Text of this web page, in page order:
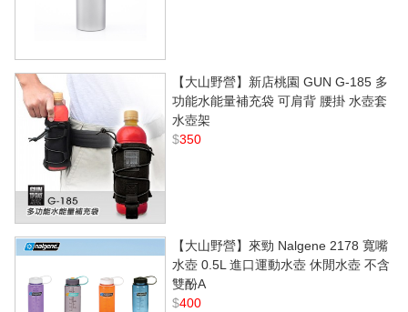
【大山野營】新店桃園 GUN G-185 多
功能水能量補充袋 可肩背 腰掛 水壺套
水壺架
$350
【大山野營】來勁 Nalgene 2178 寬嘴
水壺 0.5L 進口運動水壺 休閒水壺 不含
雙酚A
$400